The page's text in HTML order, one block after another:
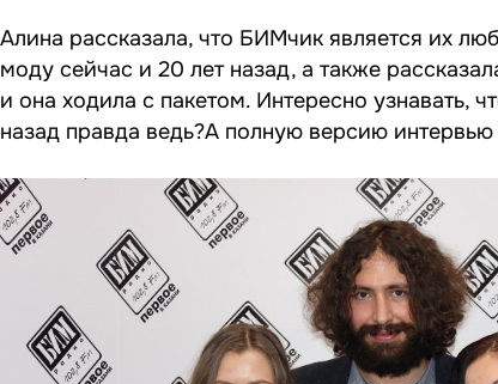
Алина рассказала, что БИМчик является их
моду сейчас и 20 лет назад, а также
и она ходила с пакетом. Интересно узнавать,
назад правда ведь?А полную версию